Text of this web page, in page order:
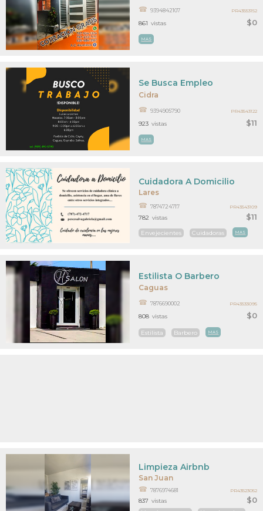
$0
9394842107
MAS
861 vistas
PR43553152
Cidra
$11
Se Busca Empleo
9394905790
MAS
923 vistas
PR43543122
Lares
$11
Cuidadora A Domicilio
7874724717
Envejecientes Cuidadoras MAS
782 vistas
PR43543109
Caguas
$0
Estilista O Barbero
7876690002
Estilista Barbero MAS
808 vistas
PR43533095
San Juan
$0
Limpieza Airbnb
7876974681
837 vistas
PR43523052